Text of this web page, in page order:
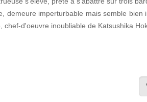
demeure imperturbable mais semble
chef-d'oeuvre inoubliable de Katsushika